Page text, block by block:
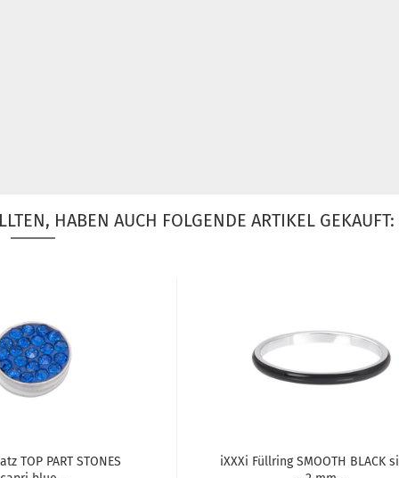
HABEN AUCH FOLGENDE ARTIKEL GEKAUFT:
TOP PART STONES
iXXXi Füll­ring SMOOTH BLACK